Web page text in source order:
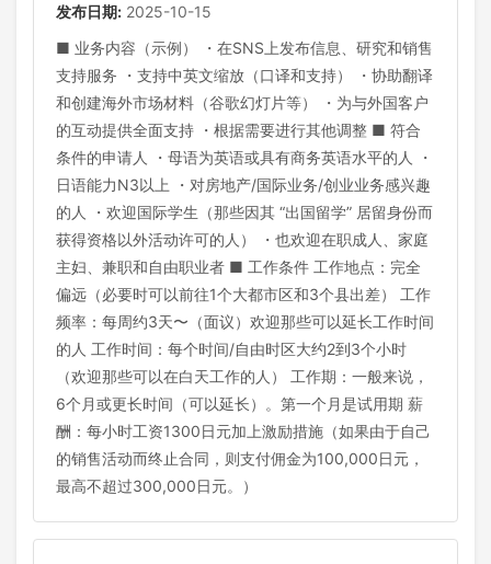
发布日期: 2025-10-15
■ 业务内容（示例） ・在SNS上发布信息、研究和销售
支持服务 ・支持中英文缩放（口译和支持） ・协助翻译
和创建海外市场材料（谷歌幻灯片等） ・为与外国客户
的互动提供全面支持 ・根据需要进行其他调整 ■ 符合
条件的申请人 ・母语为英语或具有商务英语水平的人 ・
日语能力N3以上 ・对房地产/国际业务/创业业务感兴趣
的人 ・欢迎国际学生（那些因其 “出国留学” 居留身份而
获得资格以外活动许可的人） ・也欢迎在职成人、家庭
主妇、兼职和自由职业者 ■ 工作条件 工作地点：完全
偏远（必要时可以前往1个大都市区和3个县出差） 工作
频率：每周约3天〜（面议）欢迎那些可以延长工作时间
的人 工作时间：每个时间/自由时区大约2到3个小时
（欢迎那些可以在白天工作的人） 工作期：一般来说，
6个月或更长时间（可以延长）。第一个月是试用期 薪
酬：每小时工资1300日元加上激励措施（如果由于自己
的销售活动而终止合同，则支付佣金为100,000日元，
最高不超过300,000日元。）